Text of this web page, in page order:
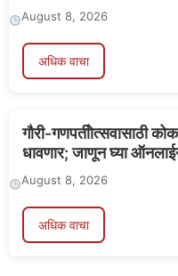
August 8, 2026
अधिक वाचा
गौरी-गणपतीोत्सवासाठी
धावणार; जाणून घ्या
August 8, 2026
अधिक वाचा